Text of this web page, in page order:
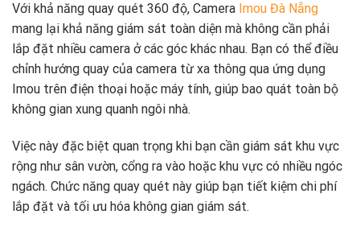
Với khả năng quay quét 360 độ, Camera Imou Đà Nẵng
mang lại khả năng giám sát toàn diện mà không cần phải
lắp đặt nhiều camera ở các góc khác nhau. Bạn có thể điều
chỉnh hướng quay của camera từ xa thông qua ứng dụng
Imou trên điện thoại hoặc máy tính, giúp bao quát toàn bộ
không gian xung quanh ngôi nhà.
Việc này đặc biệt quan trọng khi bạn cần giám sát khu vực
rộng như sân vườn, cổng ra vào hoặc khu vực có nhiều ngóc
ngách. Chức năng quay quét này giúp bạn tiết kiệm chi phí
lắp đặt và tối ưu hóa không gian giám sát.